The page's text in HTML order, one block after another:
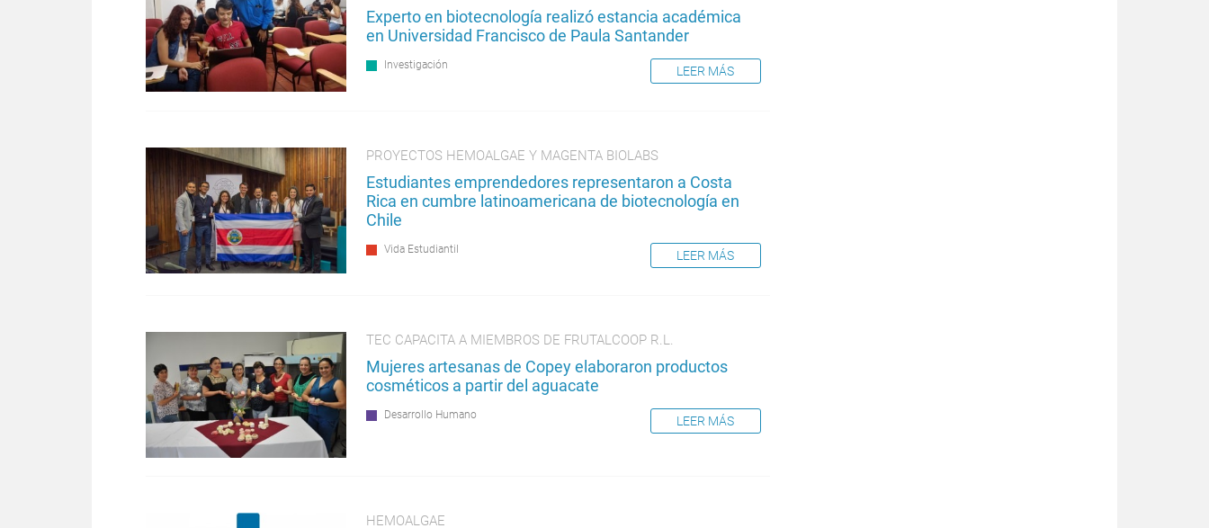
Experto en biotecnología realizó estancia académica
en Universidad Francisco de Paula Santander
Investigación LEER MÁS
PROYECTOS HEMOALGAE Y MAGENTA BIOLABS
Estudiantes emprendedores representaron a Costa
Rica en cumbre latinoamericana de biotecnología en
Chile
Vida Estudiantil LEER MÁS
TEC CAPACITA A MIEMBROS DE FRUTALCOOP R.L.
Mujeres artesanas de Copey elaboraron productos
cosméticos a partir del aguacate
Desarrollo Humano LEER MÁS
HEMOALGAE